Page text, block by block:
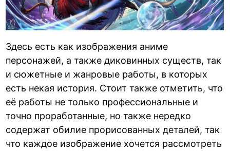
Здесь есть как изображения аниме
персонажей, а также диковинных существ, так
и сюжетные и жанровые работы, в которых
есть некая история. Стоит также отметить, что
её работы не только профессиональные и
точно проработанные, но также нередко
содержат обилие прорисованных деталей, так
что каждое изображение хочется рассмотреть